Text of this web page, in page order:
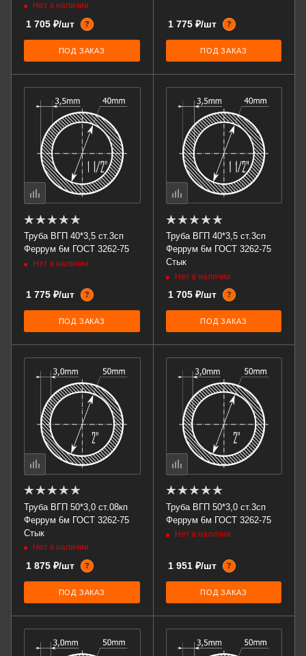
Нет в наличии
1 705 ₽/шт ?
ПОД ЗАКАЗ
1 775 ₽/шт ?
ПОД ЗАКАЗ
Труба ВГП 40*3,5 ст.3сп
Феррум 6м ГОСТ 3262-75
Нет в наличии
1 775 ₽/шт ?
ПОД ЗАКАЗ
Труба ВГП 40*3,5 ст.3сп
Феррум 6м ГОСТ 3262-75
Стык
Нет в наличии
1 705 ₽/шт ?
ПОД ЗАКАЗ
Труба ВГП 50*3,0 ст.08кп
Феррум 6м ГОСТ 3262-75
Стык
Нет в наличии
1 875 ₽/шт ?
ПОД ЗАКАЗ
Труба ВГП 50*3,0 ст.3сп
Феррум 6м ГОСТ 3262-75
Нет в наличии
1 951 ₽/шт ?
ПОД ЗАКАЗ